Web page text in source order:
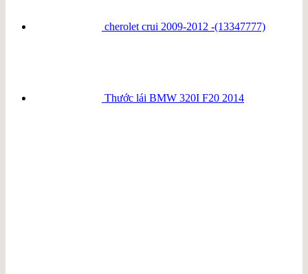
cherolet crui 2009-2012 -(13347777)
Thước lái BMW 320I F20 2014